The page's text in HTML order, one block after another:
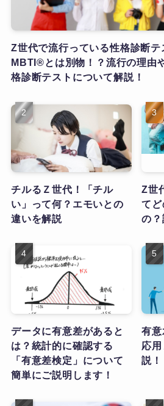
Z世代で流行っている性格診断
MBTI®とは別物！？流行の理
格診断テストについて解説！
チルるＺ世代！「チル
い」って何？エモいとの
違いを解説
Z世
てど
の
データに有意差があると
は？統計的に確認する
「有意差検定」について
簡単にご説明します！
有意
応
説！